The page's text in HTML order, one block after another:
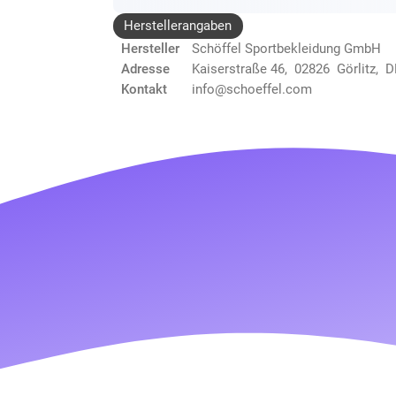
Herstellerangaben
Hersteller
Schöffel Sportbekleidung GmbH
Adresse
Kaiserstraße 46, 02826 Görlitz,
Kontakt
info@schoeffel.com